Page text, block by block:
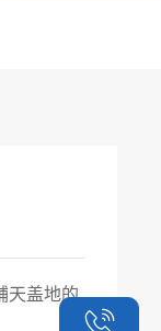
天盖地的